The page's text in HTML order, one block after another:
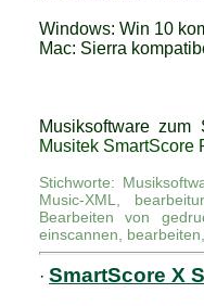
Windows: Win 10
Mac: Sierra
Musiksoftware
Musitek SmartScore
Stichworte:
Music-XML,
Bearbeiten von
einscannen,
· SmartScore X